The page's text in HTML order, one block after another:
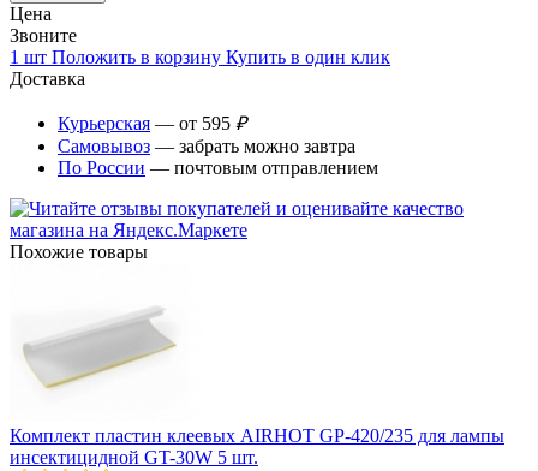
Цена
Звоните
1 шт Положить в корзину Купить в один клик
Доставка
Курьерская — от 595 ₽
Самовывоз — забрать можно завтра
По России — почтовым отправлением
Похожие товары
Комплект пластин клеевых AIRHOT GP-420/235 для лампы
инсектицидной GT-30W 5 шт.